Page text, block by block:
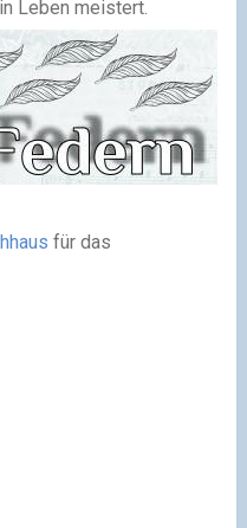
Leben meistert.
für das